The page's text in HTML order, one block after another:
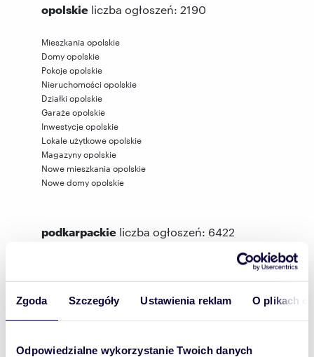
Zgoda Szczegóły Ustawienia reklam O plikach
Odpowiedzialne wykorzystanie Twoich danych
opolskie liczba ogłoszeń: 2190
Mieszkania opolskie
Domy opolskie
Pokoje opolskie
Nieruchomości opolskie
Działki opolskie
Garaże opolskie
Inwestycje opolskie
Lokale użytkowe opolskie
Magazyny opolskie
Nowe mieszkania opolskie
Nowe domy opolskie
podkarpackie liczba ogłoszeń: 6422
Nieruchomości podkarpackie
Działki podkarpackie
Inwestycje podkarpackie